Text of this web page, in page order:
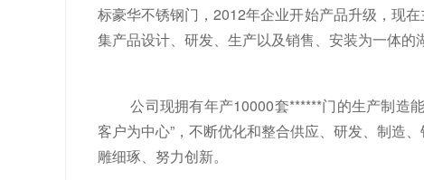
标豪华不锈钢门，2012年企业开始产品升级，现
集产品设计、研发、生产以及销售、安装为一体的
公司现拥有年产10000套******门的生产制造
客户为中心” ，不断优化和整合供应、研发、制造
雕细琢、努力创新。